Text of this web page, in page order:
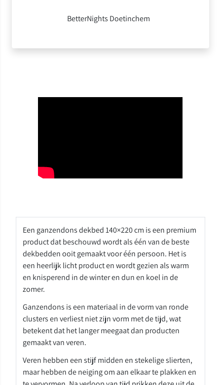
BetterNights Doetinchem
Een ganzendons dekbed 140×220 cm is een premium
product dat beschouwd wordt als één van de beste
dekbedden ooit gemaakt voor één persoon. Het is
een heerlijk licht product en wordt gezien als warm
en knisperend in de winter en dun en koel in de
zomer.
Ganzendons is een materiaal in de vorm van ronde
clusters en verliest niet zijn vorm met de tijd, wat
betekent dat het langer meegaat dan producten
gemaakt van veren.
Veren hebben een stijf midden en stekelige slierten,
maar hebben de neiging om aan elkaar te plakken en